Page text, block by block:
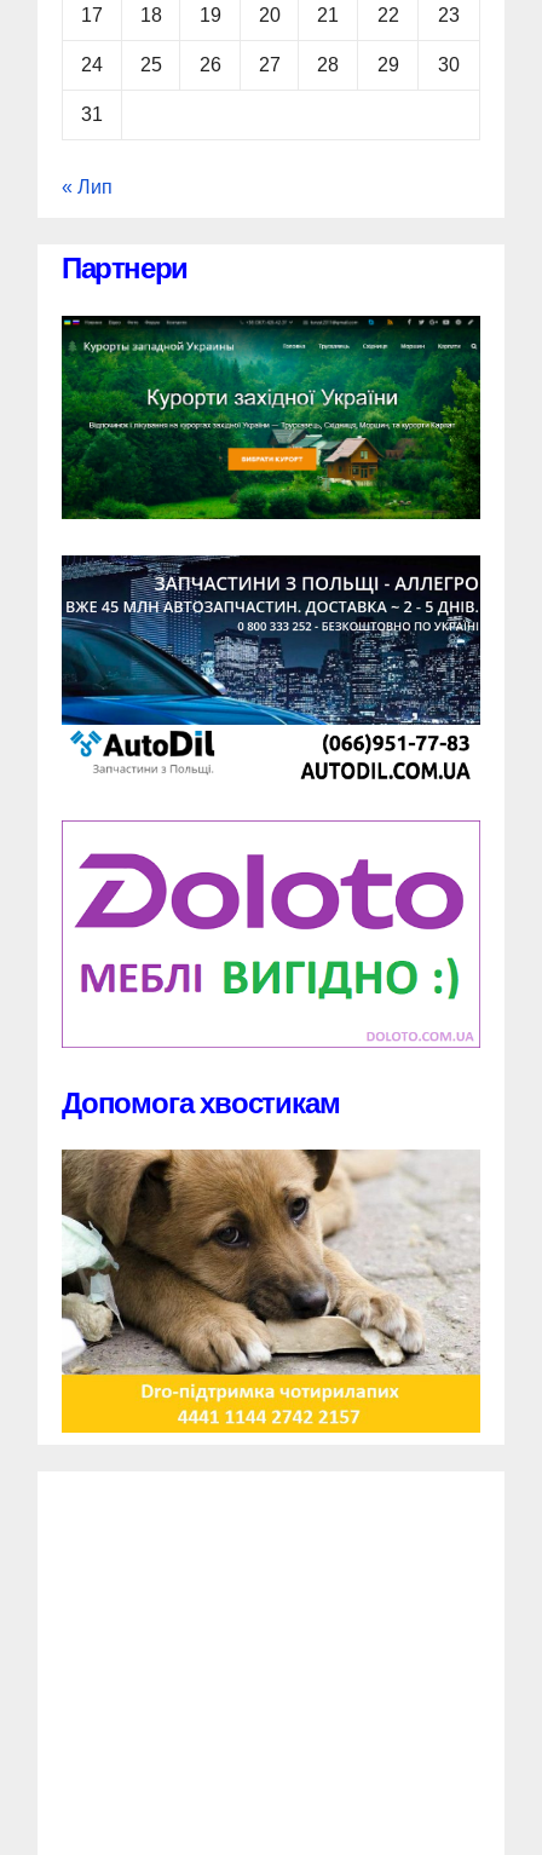
17 18 19 20 21 22 23
24 25 26 27 28 29 30
31
« Лип
Партнери
Допомога хвостикам